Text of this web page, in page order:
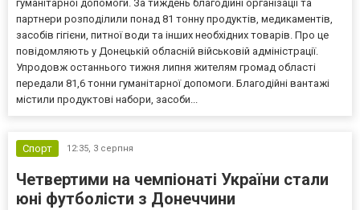
гуманітарної допомоги. За тиждень благодійні організації та
партнери розподілили понад 81 тонну продуктів, медикаментів,
засобів гігієни, питної води та інших необхідних товарів. Про це
повідомляють у Донецькій обласній військовій адміністрації.
Упродовж останнього тижня липня жителям громад області
передали 81,6 тонни гуманітарної допомоги. Благодійні вантажі
містили продуктові набори, засоби...
Спорт 12:35, 3 серпня
Четвертими на чемпіонаті України стали
юні футболісти з Донеччини